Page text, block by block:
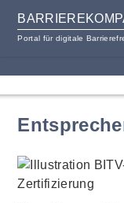
Portal für digitale